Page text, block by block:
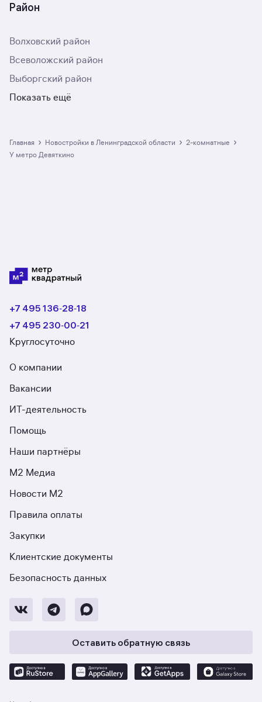
Район
Волховский район
Всеволожский район
Выборгский район
Показать ещё
Главная › Новостройки в Ленинградской области › 2-комнатные ›
у метро Девяткино
+7 495 136‑28‑18
+7 495 230‑00‑21
Круглосуточно
О компании
Вакансии
ИТ-деятельность
Помощь
Наши партнёры
М2 Медиа
Новости М2
Правила оплаты
Закупки
Клиентские документы
Безопасность данных
Оставить обратную связь